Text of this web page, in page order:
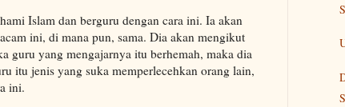
Islam dan berguru dengan cara ini. Ia akan
ini, di mana pun, sama. Dia akan mengikut
guru yang mengajarnya itu berhemah, maka dia
itu jenis yang suka memperlecehkan orang lain,
ini.